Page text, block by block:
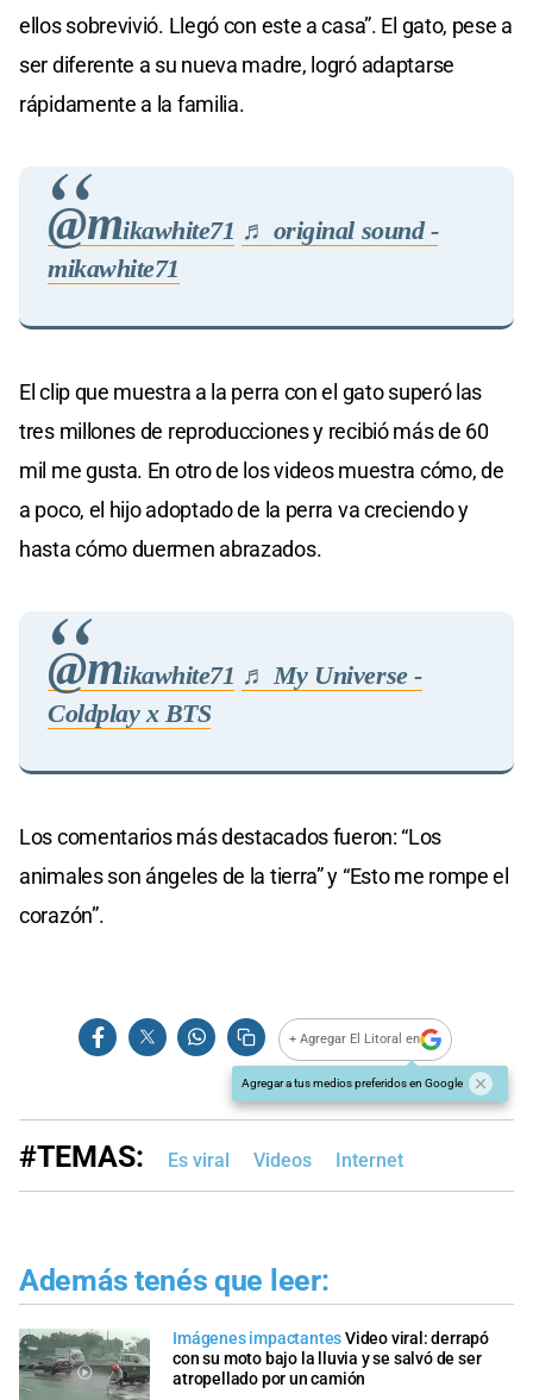
ellos sobrevivió. Llegó con este a casa”. El gato, pese a
ser diferente a su nueva madre, logró adaptarse
rápidamente a la familia.
@mikawhite71 ♬ original sound -
mikawhite71
El clip que muestra a la perra con el gato superó las
tres millones de reproducciones y recibió más de 60
mil me gusta. En otro de los videos muestra cómo, de
a poco, el hijo adoptado de la perra va creciendo y
hasta cómo duermen abrazados.
@mikawhite71 ♬ My Universe -
Coldplay x BTS
Los comentarios más destacados fueron: “Los
animales son ángeles de la tierra” y “Esto me rompe el
corazón”.
+ Agregar El Litoral en
Agregar a tus medios preferidos en Google
#TEMAS: Es viral Videos Internet
Además tenés que leer:
Imágenes impactantesVideo viral: derrapó
con su moto bajo la lluvia y se salvó de ser
atropellado por un camión